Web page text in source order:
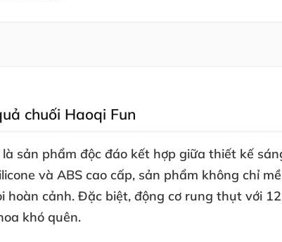
chuối Haoqi Fun
là sản phẩm độc đáo kết hợp giữa thiết kế
và ABS cao cấp, sản phẩm không chỉ
hoàn cảnh. Đặc biệt, động cơ rung thụt với
khó quên.